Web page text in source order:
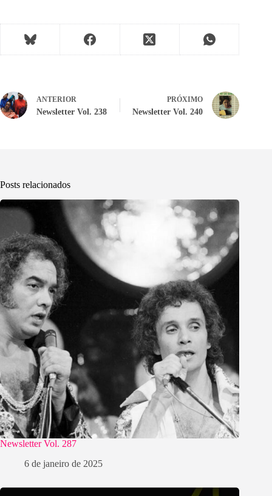
ANTERIOR
Newsletter Vol. 238
PRÓXIMO
Newsletter Vol. 240
Posts relacionados
Newsletter Vol. 287
6 de janeiro de 2025